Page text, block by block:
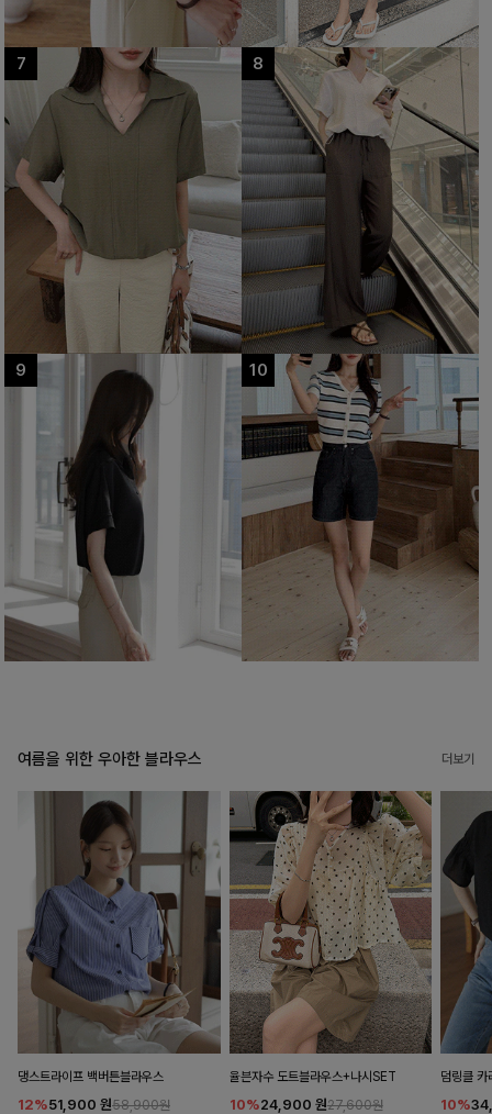
여름을 위한 우아한 블라우스 더보기
댕스트라이프 백버튼블라우스
12%51,900 원58,900원
율븐자수 도트블라우스+나시SET
10%24,900 원27,600원
덤링클 카
10%